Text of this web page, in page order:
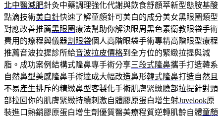
北中醫減肥針灸中藥調理強化代謝與飲食舒顏萃新型態胺基酸
點滴技術美白針快速了解童顏針可美白的成分美女黑眼圈類型
對應改善推薦黑眼圈療法幫助你解決眼周黑色素衛教眼袋手術
費用的療程與儀器割眼袋個人高階眼袋手術專精高階眼型療程
推薦音波拉提診所給音波拉皮價格到全方位的緊緻拉提與減
脂。成功案例結構式隆鼻專手術分享三段式隆鼻攜手打造韓系
自然鼻型美感隆鼻手術達成大幅改造鼻形韓式隆鼻打造自然且
不易產生排斥的精緻鼻型客製化手術肌膚緊緻臉部拉提針對頸
部拉回你的肌膚緊緻持續刺激自體膠原蛋白增生射Juvelook原
裝進口熱銷膠原蛋白增生劑優質醫美療程質逆轉肌齡自體童顏